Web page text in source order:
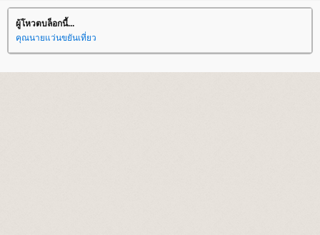
ผู้โหวตบล็อกนี้...
คุณนายแว่นขยันเที่ยว